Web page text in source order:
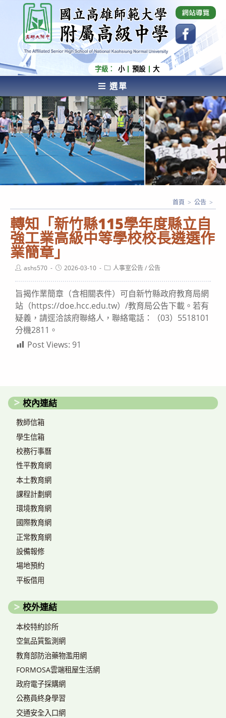
內
容
國立高雄師範大學附屬高級中學 Affiliated Senior
High School of National Kaohsiung Normal
University
字級： 小 預設 大
選單
AFFILIATED SENIOR HIGH SCHOOL OF NATIONAL
KAOHSIUNG NORMAL UNIVERSITY
轉知「新竹縣115學年度縣立自
強工業高級中等學校校長遴選作
業簡章」
首頁 > 公告 >
Postashs570
Post2026-03-10
Post人事室公告/公告
旨揭作業簡章（含相關表件）可自新竹縣政府教育局網
站（https://doe.hcc.edu.tw）/教育局公告下載。若有
疑義，請逕洽該府聯絡人，聯絡電話：（03）5518101
分機2811。
Post Views: 91
校內連結
教師信箱
學生信箱
校務行事曆
性平教育網
本土教育網
課程計劃網
環境教育網
國際教育網
正常教育網
設備報修
場地預約
平板借用
校外連結
本校特約診所
空氣品質監測網
教育部防治藥物濫用網
FORMOSA雲端租屋生活網
政府電子採購網
公務員終身學習
交通安全入口網